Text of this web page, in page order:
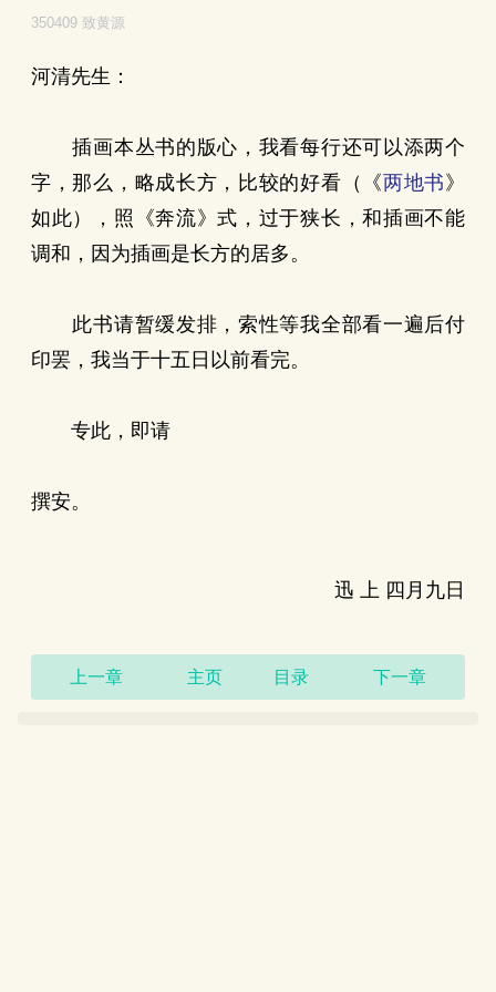
350409 致黄源
河清先生：
插画本丛书的版心，我看每行还可以添两个
字，那么，略成长方，比较的好看（《两地书 》
如此），照《奔流》式，过于狭长，和插画不能
调和，因为插画是长方的居多。
此书请暂缓发排，索性等我全部看一遍后付
印罢，我当于十五日以前看完。
专此，即请
撰安。
迅 上 四月九日
上一章 主页 目录 下一章